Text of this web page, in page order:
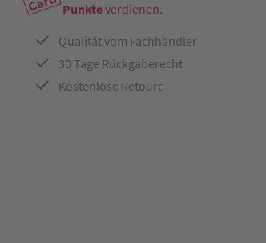
Punkteverdienen.
Qualität vom Fachhändler
30 Tage Rückgaberecht
Kostenlose Retoure